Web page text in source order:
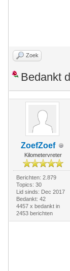
Zoek
Bedankt
ZoefZoef
Kilometervreter
Berichten: 2.879
Topics: 30
Lid sinds: Dec 2017
Bedankt: 42
4457 x bedankt in
2453 berichten